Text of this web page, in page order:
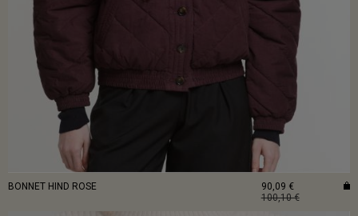
BONNET HIND ROSE
90,09 €
100,10 €